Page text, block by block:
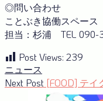
◎問い合わせ
ことぶき協働スペー
担当：杉浦 TEL 090-
Post Views: 239
ニュース
投
Next Post Next
post:
[FOOD] テイ